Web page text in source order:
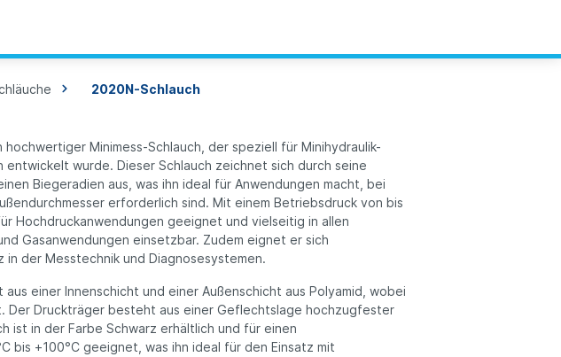
2020N-Schlauch
hochwertiger Minimess-Schlauch, der speziell für Minihydraulik-
entwickelt wurde. Dieser Schlauch zeichnet sich durch seine
Biegeradien aus, was ihn ideal für Anwendungen macht, bei
erforderlich sind. Mit einem Betriebsdruck von bis
Hochdruckanwendungen geeignet und vielseitig in allen
Gasanwendungen einsetzbar. Zudem eignet er sich
der Messtechnik und Diagnosesystemen.
einer Innenschicht und einer Außenschicht aus Polyamid, wobei
Der Druckträger besteht aus einer Geflechtslage hochzugfester
ist in der Farbe Schwarz erhältlich und für einen
bis +100°C geeignet, was ihn ideal für den Einsatz mit